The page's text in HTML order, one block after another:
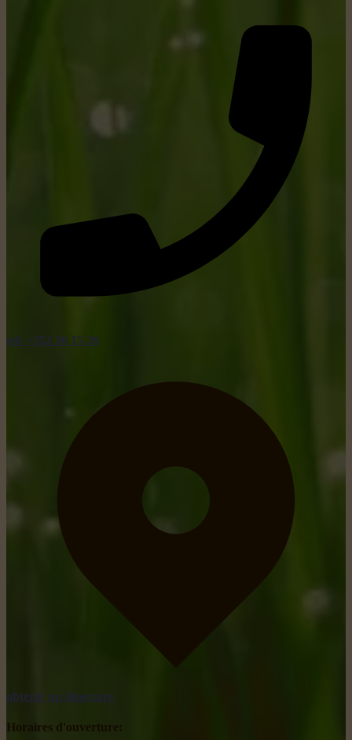
tel: +352 26 15 26
obtenir un itinéraire
Horaires d'ouverture: